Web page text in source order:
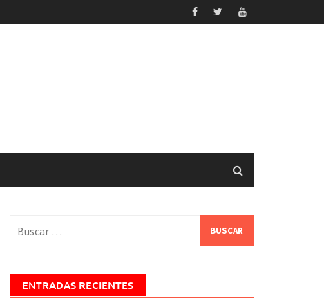
ENTRADAS RECIENTES